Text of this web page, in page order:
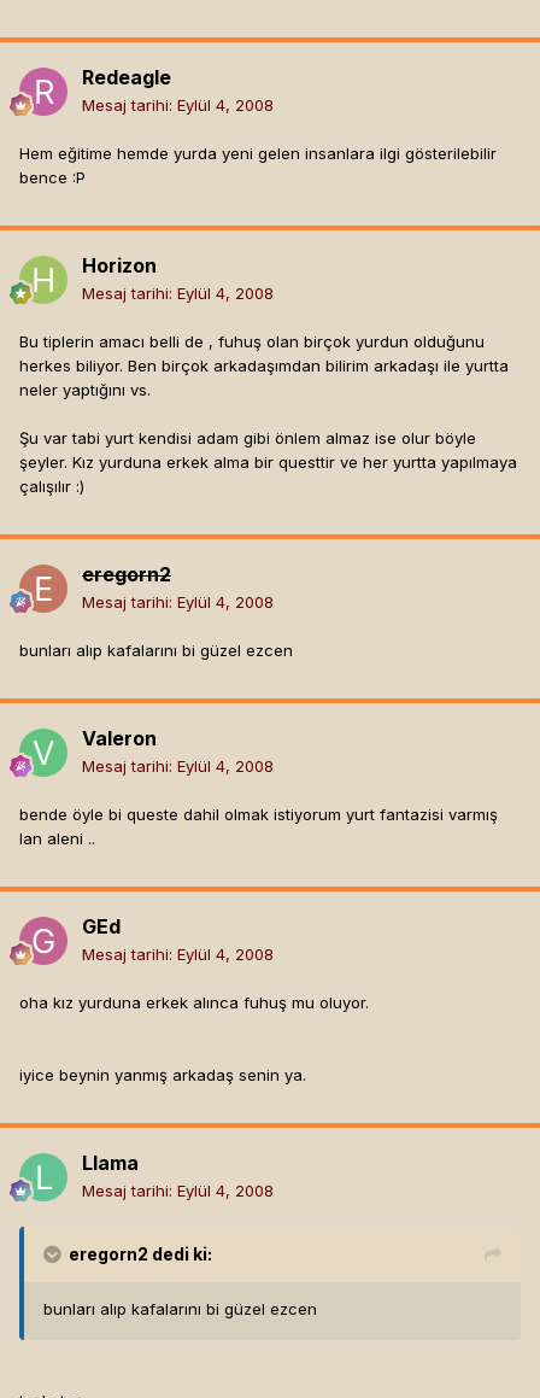
sanattır,sanat seven herkes tercihi bu noktada yapar lütfen
Redeagle
Mesaj tarihi: Eylül 4, 2008
Hem eğitime hemde yurda yeni gelen insanlara ilgi gösterilebilir
bence :P
Horizon
Mesaj tarihi: Eylül 4, 2008
Bu tiplerin amacı belli de , fuhuş olan birçok yurdun olduğunu
herkes biliyor. Ben birçok arkadaşımdan bilirim arkadaşı ile yurtta
neler yaptığını vs.
Şu var tabi yurt kendisi adam gibi önlem almaz ise olur böyle
şeyler. Kız yurduna erkek alma bir questtir ve her yurtta yapılmaya
çalışılır :)
eregorn2
Mesaj tarihi: Eylül 4, 2008
bunları alıp kafalarını bi güzel ezcen
Valeron
Mesaj tarihi: Eylül 4, 2008
bende öyle bi queste dahil olmak istiyorum yurt fantazisi varmış
lan aleni ..
GEd
Mesaj tarihi: Eylül 4, 2008
oha kız yurduna erkek alınca fuhuş mu oluyor.
iyice beynin yanmış arkadaş senin ya.
Llama
Mesaj tarihi: Eylül 4, 2008
eregorn2 dedi ki:
bunları alıp kafalarını bi güzel ezcen